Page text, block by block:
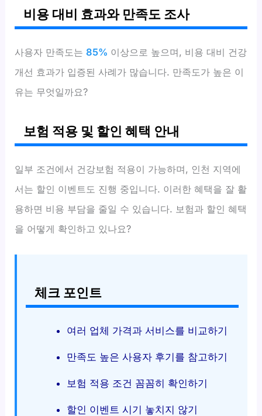
비용 대비 효과와 만족도 조사
사용자 만족도는85% 이상으로 높으며, 비용 대비 건강
개선 효과가 입증된 사례가 많습니다. 만족도가 높은 이
유는 무엇일까요?
보험 적용 및 할인 혜택 안내
일부 조건에서 건강보험 적용이 가능하며, 인천 지역에
서는 할인 이벤트도 진행 중입니다. 이러한 혜택을 잘 활
용하면 비용 부담을 줄일 수 있습니다. 보험과 할인 혜택
을 어떻게 확인하고 있나요?
체크 포인트
여러 업체 가격과 서비스를 비교하기
만족도 높은 사용자 후기를 참고하기
보험 적용 조건 꼼꼼히 확인하기
할인 이벤트 시기 놓치지 않기